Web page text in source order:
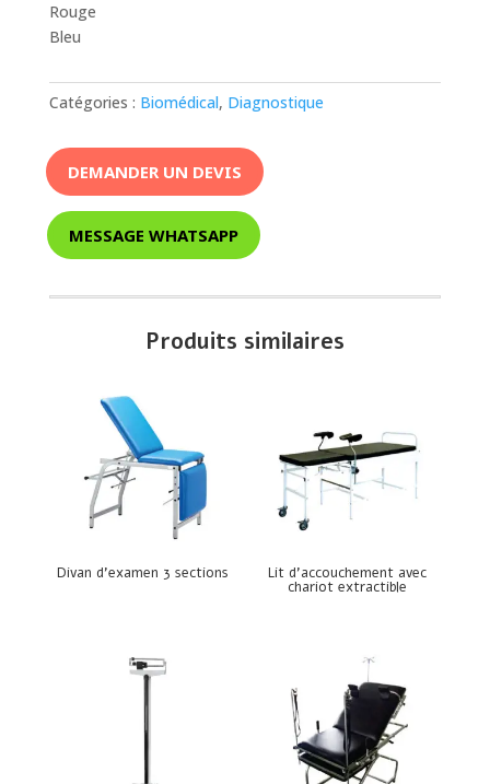
Rouge
Bleu
Catégories : Biomédical, Diagnostique
DEMANDER UN DEVIS
MESSAGE WHATSAPP
Produits similaires
Divan d’examen 3 sections Lit d’accouchement avec
chariot extractible